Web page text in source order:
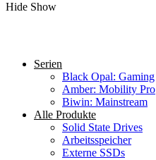
Hide Show
Serien
Black Opal: Gaming
Amber: Mobility Pro
Biwin: Mainstream
Alle Produkte
Solid State Drives
Arbeitsspeicher
Externe SSDs